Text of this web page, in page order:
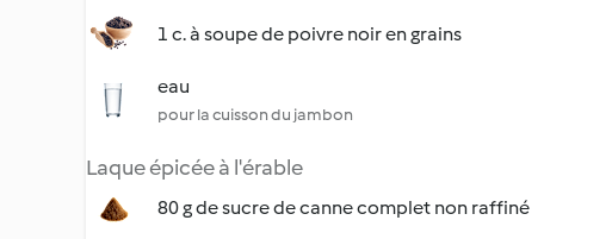
1 c. à soupe de poivre noir en grains
eau
pour la cuisson du jambon
Laque épicée à l'érable
80 g de sucre de canne complet non raffiné